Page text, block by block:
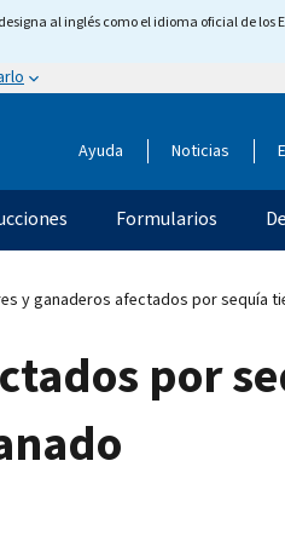
al inglés como el idioma oficial de
Ayuda Noticias
Formularios
y ganaderos afectados por sequía
por